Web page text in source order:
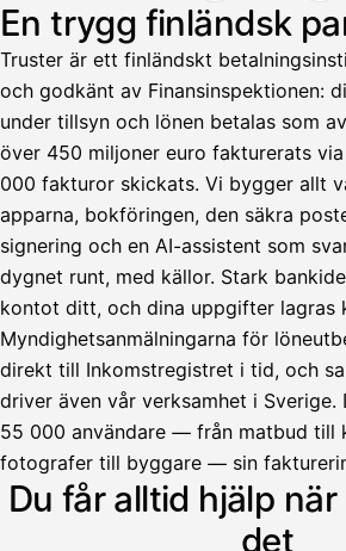
En trygg finländsk
Truster är ett finländskt
och godkänt av Finansinspektionen:
under tillsyn och lönen betalas som
över 450 miljoner euro fakturerats
000 fakturor skickats. Vi bygger allt
apparna, bokföringen, den säkra
signering och en AI-assistent som
dygnet runt, med källor. Stark
kontot ditt, och dina uppgifter lagras
Myndighetsanmälningarna för
direkt till Inkomstregistret i tid, och
driver även vår verksamhet i
55 000 användare — från matbud till
fotografer till byggare — sin
Du får alltid hjälp
det
Avustaja
Hei! Miten